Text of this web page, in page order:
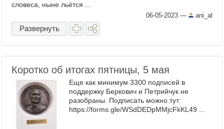
словеса, ныне льётся ...
06-05-2023 — ani_al
Развернуть
Коротко об итогах пятницы, 5 мая
Еще как минимум 3300 подписей в
поддержку Беркович и Петрийчук не
разобраны. Подписать можно тут:
https://forms.gle/WSdDEDpMMjcFkKL49 ...